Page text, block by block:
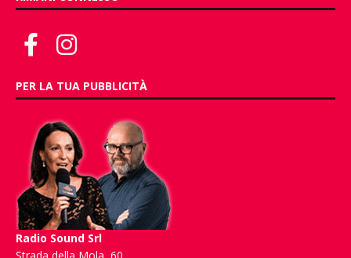
PER LA TUA PUBBLICITÀ
Radio Sound Srl
Strada della Mola, 60